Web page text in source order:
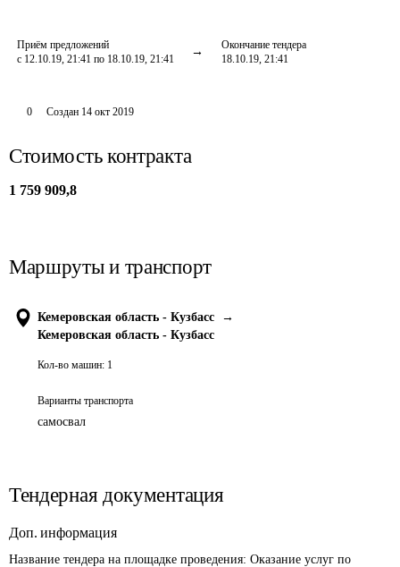
Приём предложений
с 12.10.19, 21:41 по 18.10.19, 21:41
Окончание тендера
18.10.19, 21:41
0 Создан 14 окт 2019
Стоимость контракта
1 759 909,8
Маршруты и транспорт
Кемеровская область - Кузбасс
→
Кемеровская область - Кузбасс
Кол-во машин: 1
Варианты транспорта
самосвал
Тендерная документация
Доп. информация
Название тендера на площадке проведения: Оказание услуг по